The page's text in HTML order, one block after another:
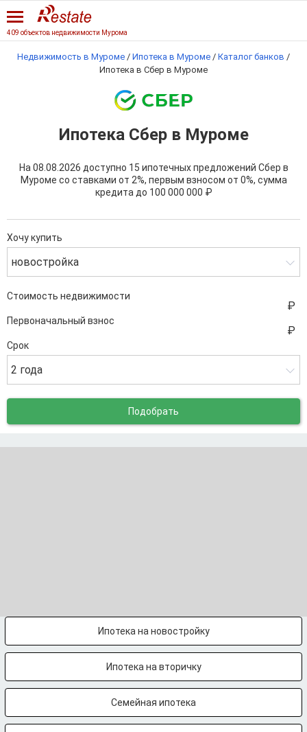
409 объектов недвижимости Мурома
Недвижимость в Муроме / Ипотека в Муроме / Каталог банков /
Ипотека в Сбер в Муроме
Ипотека Сбер в Муроме
На 08.08.2026 доступно 15 ипотечных предложений Сбер в
Муроме со ставками от 2%, первым взносом от 0%, сумма
кредита до 100 000 000 ₽
Хочу купить
новостройка
Стоимость недвижимости
Первоначальный взнос
Срок
2 года
Подобрать
Ипотека на новостройку
Ипотека на вторичку
Семейная ипотека